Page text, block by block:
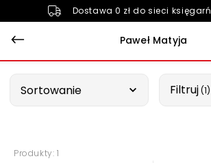
Dostawa 0 zł do sieci księgarń
Paweł Matyja
Sortowanie Filtruj (1)
Produkty: 1